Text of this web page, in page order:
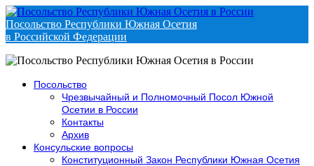
Посольство Республики Южная Осетия
в Российской Федерации
Посольство
Чрезвычайный и Полномочный Посол Южной
Осетии в России
Контакты
Архив
Консульские вопросы
Конституционный Закон Республики Южная Осетия